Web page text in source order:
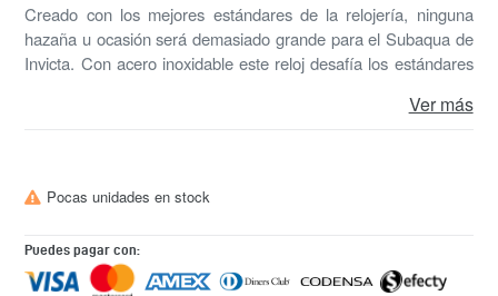
Creado con los mejores estándares de la relojería, ninguna
hazaña u ocasión será demasiado grande para el Subaqua de
Invicta. Con acero inoxidable este reloj desafía los estándares
Ver más
Pocas unidades en stock
Puedes pagar con: